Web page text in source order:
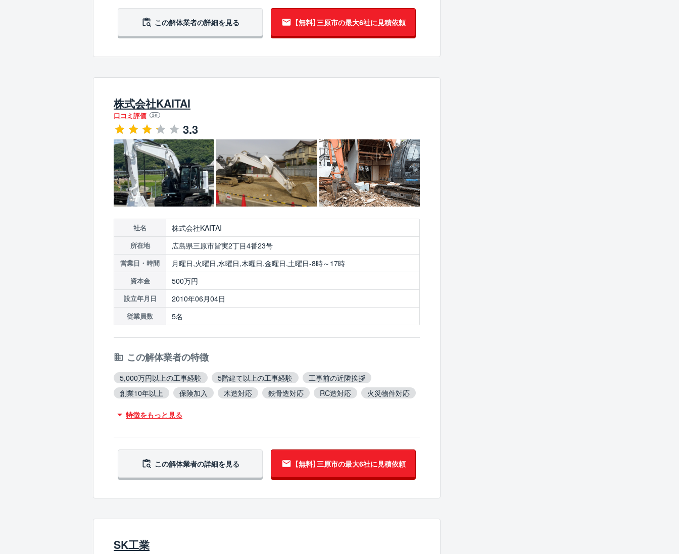
この解体業者の詳細を見る 【無料】三原市の最大6社に見積依頼
株式会社KAITAI
口コミ評価 2件
3.3
社名 株式会社KAITAI
所在地 広島県三原市皆実2丁目4番23号
営業日・時間 月曜日,火曜日,水曜日,木曜日,金曜日,土曜日-8時～17時
資本金 500万円
設立年月日 2010年06月04日
従業員数 5名
この解体業者の特徴
5,000万円以上の工事経験 5階建て以上の工事経験
工事前の近隣挨拶
創業10年以上
保険加入 木造対応 鉄骨造対応 RC造対応
火災物件対応
特徴をもっと見る
この解体業者の詳細を見る 【無料】三原市の最大6社に見積依頼
SK工業